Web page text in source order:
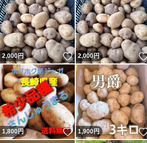
2,000円 いいね！
2,000円
1,800 円 いいね！
1,900円